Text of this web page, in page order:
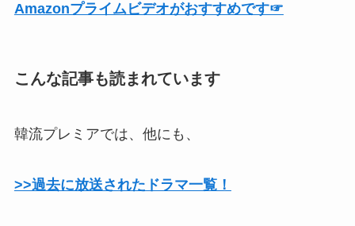
Amazonプライムビデオがおすすめです☞
こんな記事も読まれています
韓流プレミアでは、他にも、
>>過去に放送されたドラマ一覧！